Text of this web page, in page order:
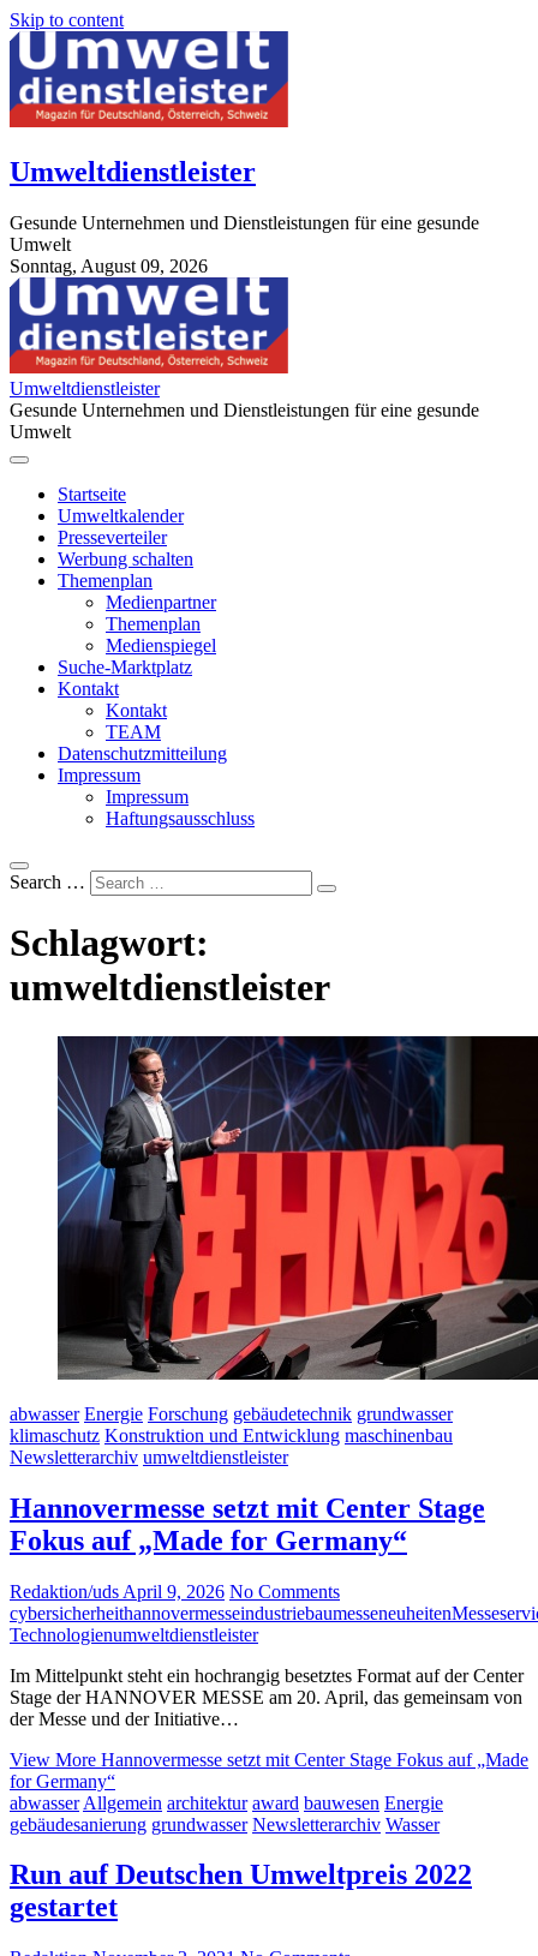
Skip to content
Umweltdienstleister
Gesunde Unternehmen und Dienstleistungen für eine gesunde
Umwelt
Sonntag, August 09, 2026
StuttgartApotheke.com
Umweltdienstleister
Gesunde Unternehmen und Dienstleistungen für eine gesunde
Umwelt
Startseite
Umweltkalender
Presseverteiler
Werbung schalten
Themenplan
Medienpartner
Themenplan
Medienspiegel
Suche-Marktplatz
Kontakt
Kontakt
TEAM
Datenschutzmitteilung
Impressum
Impressum
Haftungsausschluss
Search …
Schlagwort:
umweltdienstleister
abwasser Energie Forschung gebäudetechnik grundwasser
klimaschutz Konstruktion und Entwicklung maschinenbau
Newsletterarchiv umweltdienstleister
Hannovermesse setzt mit Center Stage
Fokus auf „Made for Germany“
Redaktion/uds April 9, 2026 No Comments
cybersicherheithannovermesseindustriebaumesseneuheiten
Technologienumweltdienstleister
Im Mittelpunkt steht ein hochrangig besetztes Format auf der Center
Stage der HANNOVER MESSE am 20. April, das gemeinsam von
der Messe und der Initiative…
View More Hannovermesse setzt mit Center Stage Fokus auf „Made
for Germany“
abwasser Allgemein architektur award bauwesen Energie
gebäudesanierung grundwasser Newsletterarchiv Wasser
Run auf Deutschen Umweltpreis 2022
gestartet